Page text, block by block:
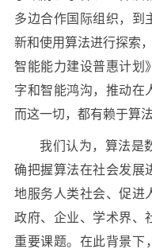
多边合作国际组织，到
新和使用算法进行探索
智能能力建设普惠计划
字和智能鸿沟，推动在
而这一切，都有赖于算法
我们认为，算法是
确把握算法在社会发展
地服务人类社会、促进
政府、企业、学术界、
重要课题。在此背景下